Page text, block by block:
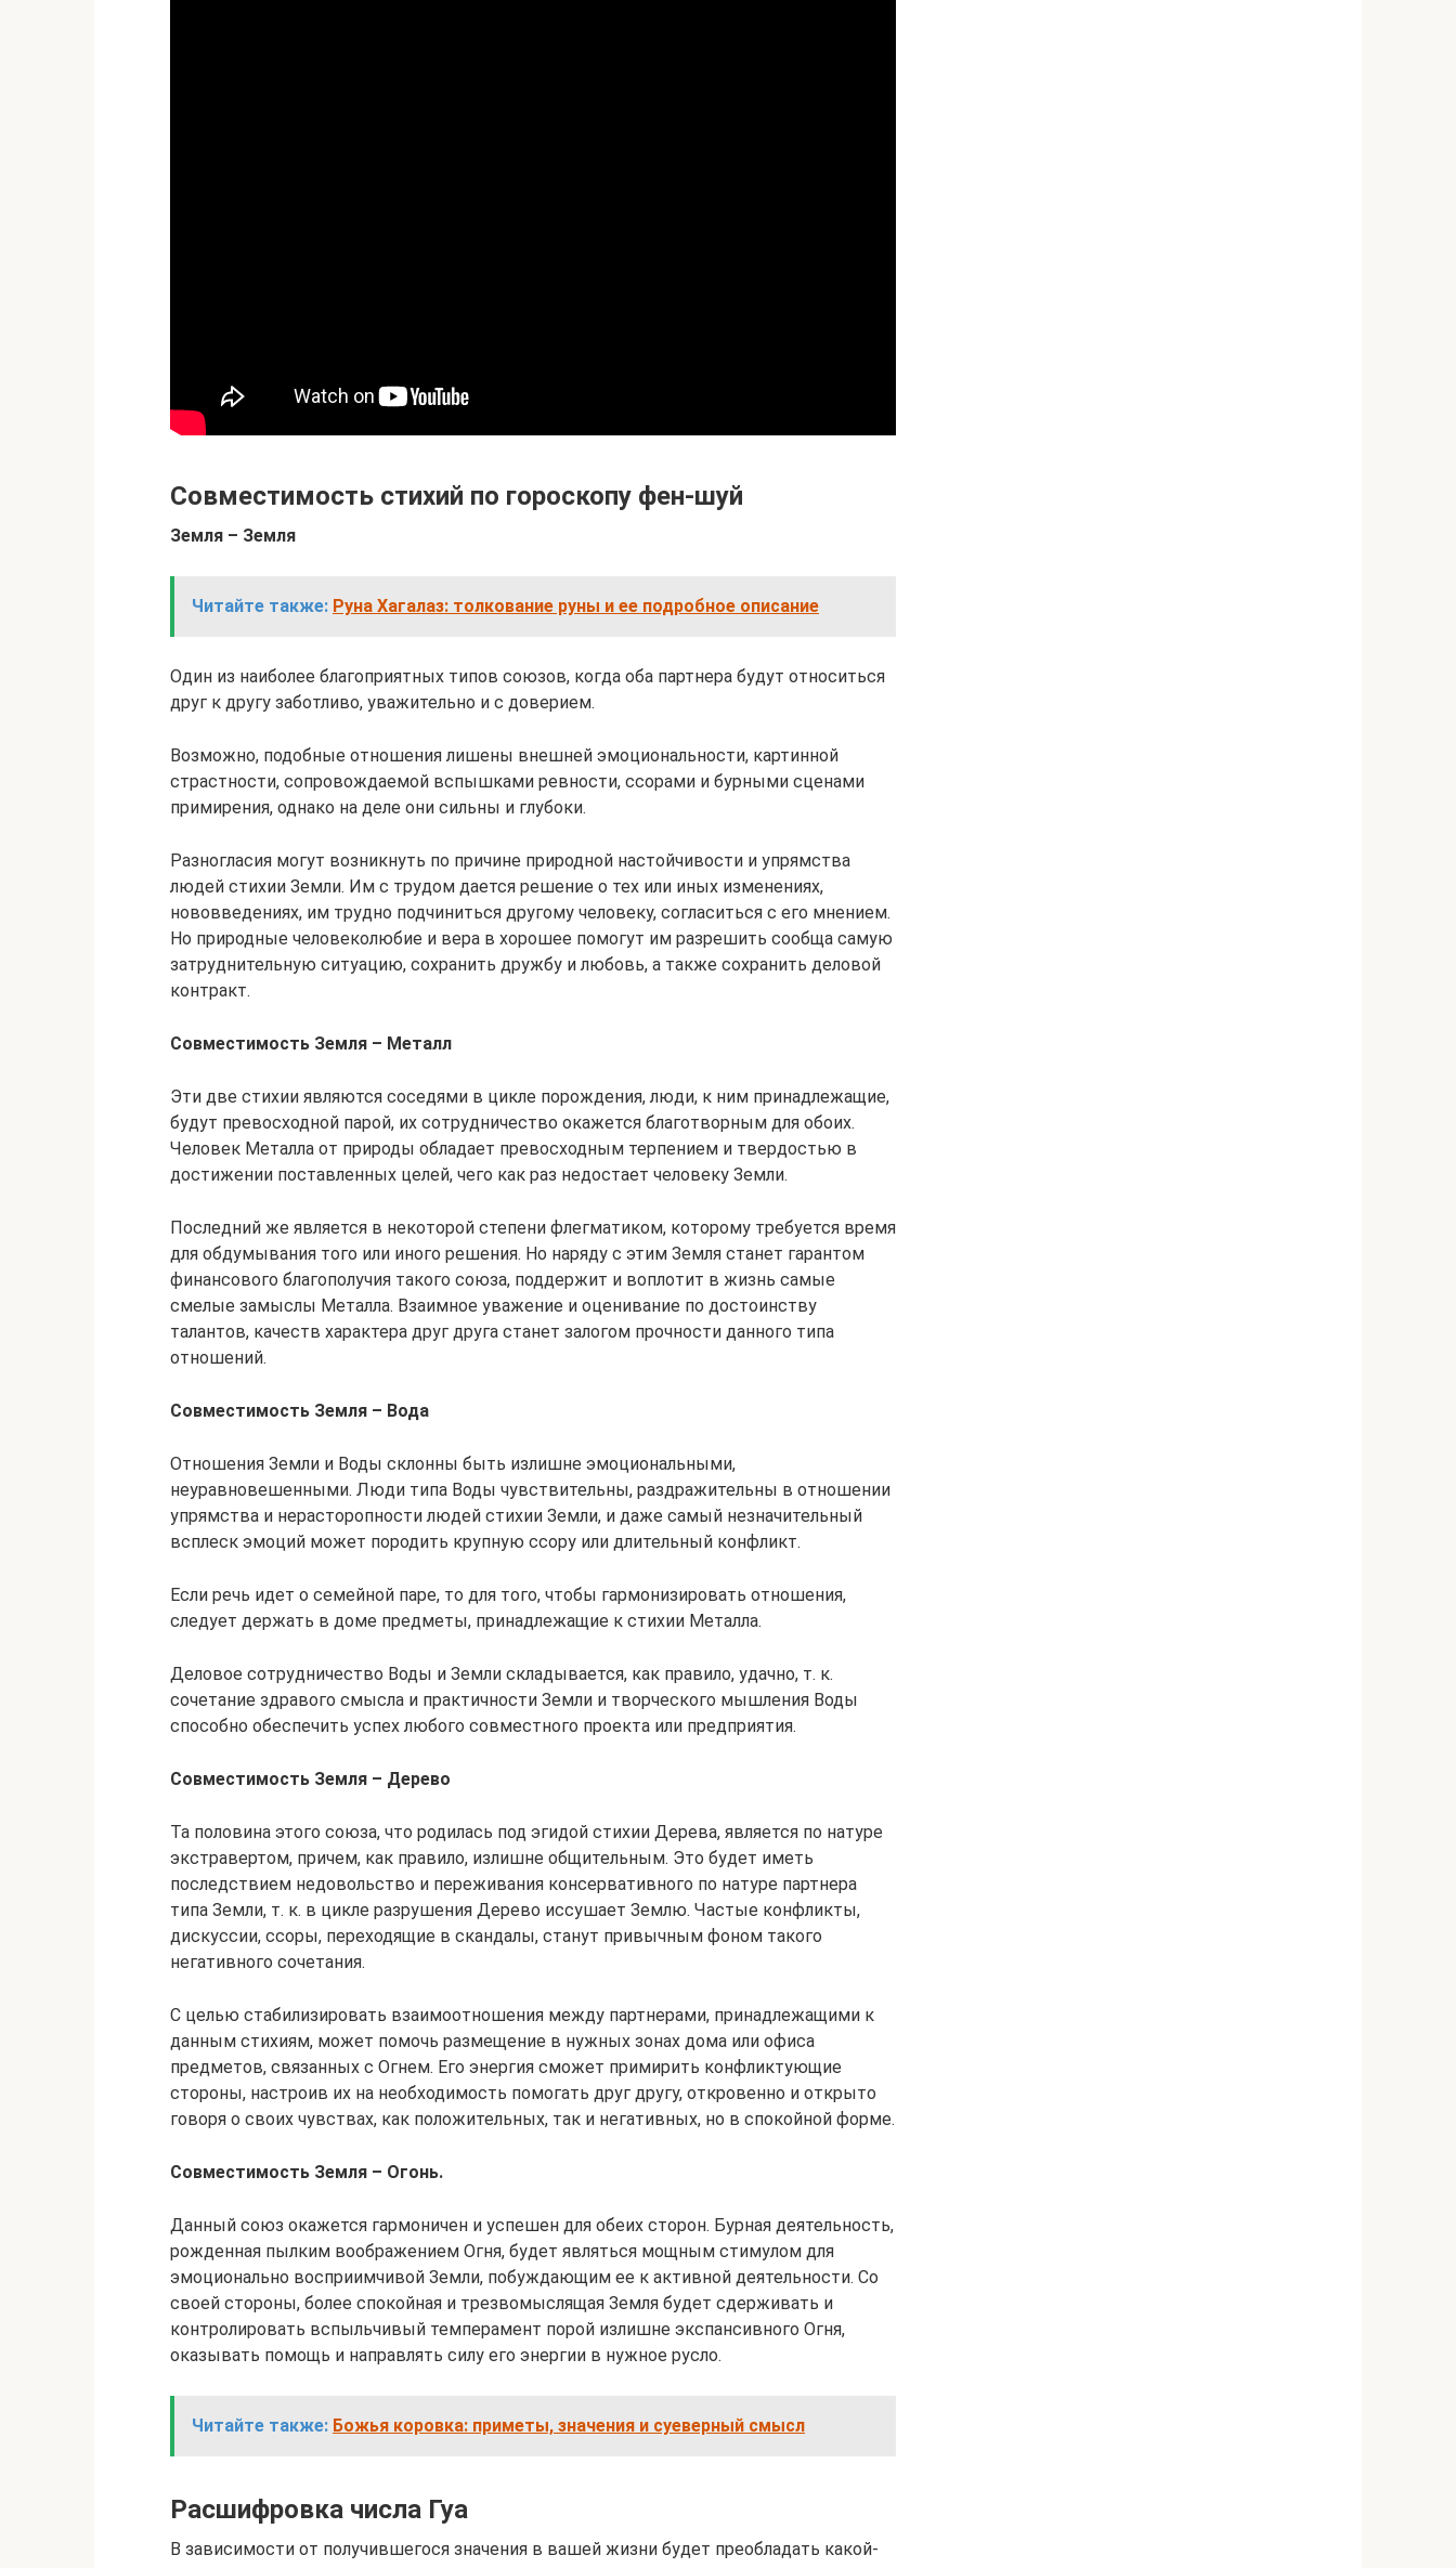
Совместимость стихий по гороскопу фен-шуй
Земля – Земля
Читайте также: Руна Хагалаз: толкование руны и ее подробное описание
Один из наиболее благоприятных типов союзов, когда оба партнера будут относиться
друг к другу заботливо, уважительно и с доверием.
Возможно, подобные отношения лишены внешней эмоциональности, картинной
страстности, сопровождаемой вспышками ревности, ссорами и бурными сценами
примирения, однако на деле они сильны и глубоки.
Разногласия могут возникнуть по причине природной настойчивости и упрямства
людей стихии Земли. Им с трудом дается решение о тех или иных изменениях,
нововведениях, им трудно подчиниться другому человеку, согласиться с его мнением.
Но природные человеколюбие и вера в хорошее помогут им разрешить сообща самую
затруднительную ситуацию, сохранить дружбу и любовь, а также сохранить деловой
контракт.
Совместимость Земля – Металл
Эти две стихии являются соседями в цикле порождения, люди, к ним принадлежащие,
будут превосходной парой, их сотрудничество окажется благотворным для обоих.
Человек Металла от природы обладает превосходным терпением и твердостью в
достижении поставленных целей, чего как раз недостает человеку Земли.
Последний же является в некоторой степени флегматиком, которому требуется время
для обдумывания того или иного решения. Но наряду с этим Земля станет гарантом
финансового благополучия такого союза, поддержит и воплотит в жизнь самые
смелые замыслы Металла. Взаимное уважение и оценивание по достоинству
талантов, качеств характера друг друга станет залогом прочности данного типа
отношений.
Совместимость Земля – Вода
Отношения Земли и Воды склонны быть излишне эмоциональными,
неуравновешенными. Люди типа Воды чувствительны, раздражительны в отношении
упрямства и нерасторопности людей стихии Земли, и даже самый незначительный
всплеск эмоций может породить крупную ссору или длительный конфликт.
Если речь идет о семейной паре, то для того, чтобы гармонизировать отношения,
следует держать в доме предметы, принадлежащие к стихии Металла.
Деловое сотрудничество Воды и Земли складывается, как правило, удачно, т. к.
сочетание здравого смысла и практичности Земли и творческого мышления Воды
способно обеспечить успех любого совместного проекта или предприятия.
Совместимость Земля – Дерево
Та половина этого союза, что родилась под эгидой стихии Дерева, является по натуре
экстравертом, причем, как правило, излишне общительным. Это будет иметь
последствием недовольство и переживания консервативного по натуре партнера
типа Земли, т. к. в цикле разрушения Дерево иссушает Землю. Частые конфликты,
дискуссии, ссоры, переходящие в скандалы, станут привычным фоном такого
негативного сочетания.
С целью стабилизировать взаимоотношения между партнерами, принадлежащими к
данным стихиям, может помочь размещение в нужных зонах дома или офиса
предметов, связанных с Огнем. Его энергия сможет примирить конфликтующие
стороны, настроив их на необходимость помогать друг другу, откровенно и открыто
говоря о своих чувствах, как положительных, так и негативных, но в спокойной форме.
Совместимость Земля – Огонь.
Данный союз окажется гармоничен и успешен для обеих сторон. Бурная деятельность,
рожденная пылким воображением Огня, будет являться мощным стимулом для
эмоционально восприимчивой Земли, побуждающим ее к активной деятельности. Со
своей стороны, более спокойная и трезвомыслящая Земля будет сдерживать и
контролировать вспыльчивый темперамент порой излишне экспансивного Огня,
оказывать помощь и направлять силу его энергии в нужное русло.
Читайте также: Божья коровка: приметы, значения и суеверный смысл
Расшифровка числа Гуа
В зависимости от получившегося значения в вашей жизни будет преобладать какой-